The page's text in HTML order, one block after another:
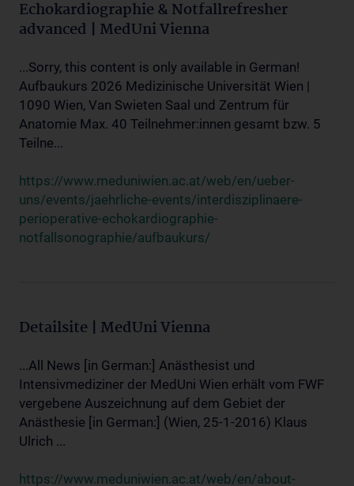
Echokardiographie & Notfallrefresher
advanced | MedUni Vienna
...Sorry, this content is only available in German!
Aufbaukurs 2026 Medizinische Universität Wien |
1090 Wien, Van Swieten Saal und Zentrum für
Anatomie Max. 40 Teilnehmer:innen gesamt bzw. 5
Teilne...
https://www.meduniwien.ac.at/web/en/ueber-
uns/events/jaehrliche-events/interdisziplinaere-
perioperative-echokardiographie-
notfallsonographie/aufbaukurs/
Detailsite | MedUni Vienna
...All News [in German:] Anästhesist und
Intensivmediziner der MedUni Wien erhält vom FWF
vergebene Auszeichnung auf dem Gebiet der
Anästhesie [in German:] (Wien, 25-1-2016) Klaus
Ulrich ...
https://www.meduniwien.ac.at/web/en/about-